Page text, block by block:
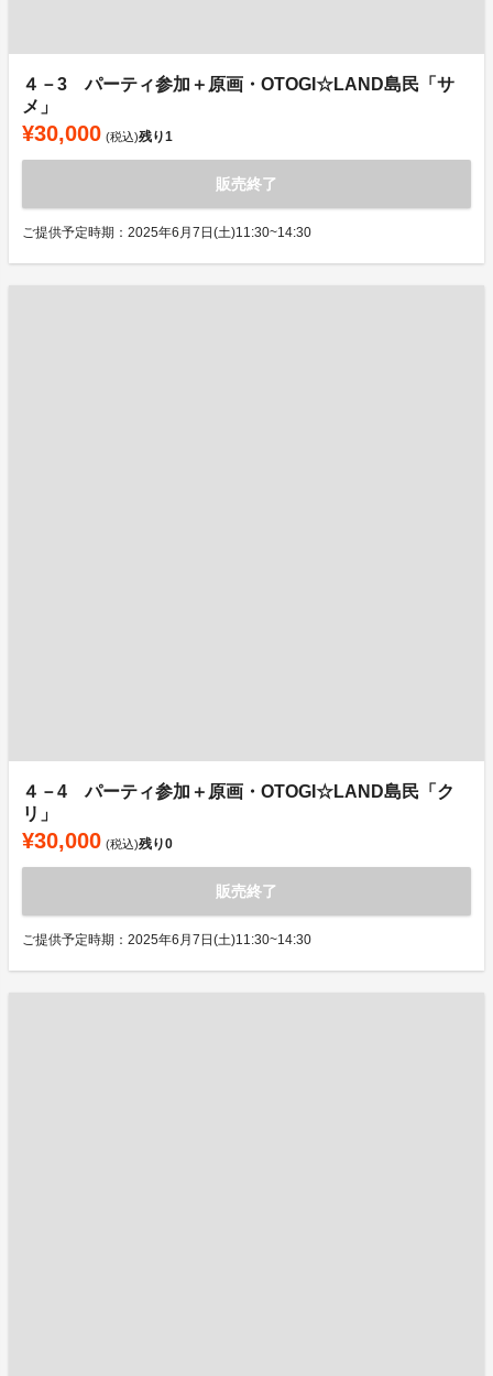
４－3 パーティ参加＋原画・OTOGI☆LAND島民「サ
メ」
¥30,000 (税込)残り1
販売終了
ご提供予定時期：2025年6月7日(土)11:30~14:30
４－4 パーティ参加＋原画・OTOGI☆LAND島民「ク
リ」
¥30,000 (税込)残り0
販売終了
ご提供予定時期：2025年6月7日(土)11:30~14:30